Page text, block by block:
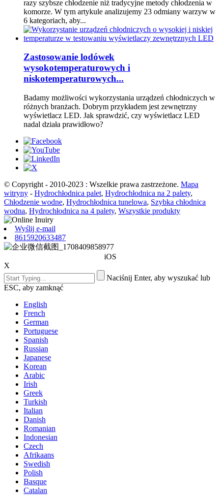
razy szybsze chłodzenie niż tradycyjne metody chłodzenia w
komorze. W tym artykule analizujemy 23 odmiany warzyw w
6 kategoriach, aby...
Zastosowanie lodówek
wysokotemperaturowych i
niskotemperaturowych...
Badamy możliwości wykorzystania urządzeń chłodniczych w
różnych branżach. Dobrym przykładem jest zewnętrzny
wyświetlacz LED. Jak sprawdzić, czy wyświetlacz LED
nadal działa prawidłowo?
© Copyright - 2010-2023 : Wszelkie prawa zastrzeżone. Mapa
witryny - Hydrochłodnica palet, Hydrochłodnica na 2 palety,
Chłodzenie wodne, Hydrochłodnica tunelowa, Szybka chłodnica
wodna, Hydrochłodnica na 4 palety, Wszystkie produkty
Wyślij e-mail
8615920633487
iOS
X
Naciśnij Enter, aby wyszukać lub
ESC, aby zamknąć
English
French
German
Portuguese
Spanish
Russian
Japanese
Korean
Arabic
Irish
Greek
Turkish
Italian
Danish
Romanian
Indonesian
Czech
Afrikaans
Swedish
Polish
Basque
Catalan